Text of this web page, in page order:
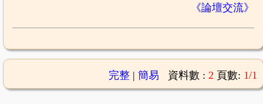
《論壇交流》
完整| 簡易 資料數 : 2 頁數: 1/1